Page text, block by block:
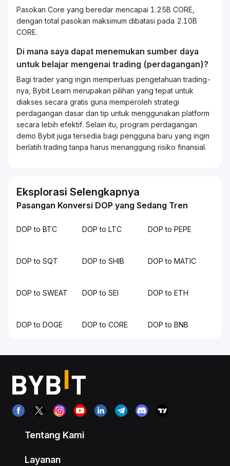
Pasokan Core yang beredar mencapai 1.25B CORE,
dengan total pasokan maksimum dibatasi pada 2.10B
CORE.
Di mana saya dapat menemukan sumber daya
untuk belajar mengenai trading (perdagangan)?
Bagi trader yang ingin memperluas pengetahuantrading-
nya, Bybit Learn merupakan pilihan yang tepat untuk
diakses secara gratis guna memperoleh strategi
perdagangan dasar dan tip untuk menggunakan platform
secara lebih efektif. Selain itu, program perdagangan
demo Bybit juga tersedia bagi pengguna baru yang ingin
berlatihtradingtanpa harus menanggung risiko finansial.
Eksplorasi Selengkapnya
Pasangan Konversi DOP yang Sedang Tren
DOP to BTC DOP to LTC DOP to PEPE
DOP to SQT DOP to SHIB DOP to MATIC
DOP to SWEAT DOP to SEI DOP to ETH
DOP to DOGE DOP to CORE DOP to BNB
Tentang Kami
Layanan